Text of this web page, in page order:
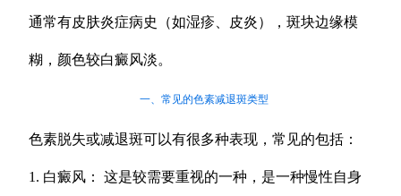
通常有皮肤炎症病史（如湿疹、皮炎），斑块边缘模
糊，颜色较白癜风淡。
一、常见的色素减退斑类型
色素脱失或减退斑可以有很多种表现，常见的包括：
1. 白癜风： 这是较需要重视的一种，是一种慢性自身